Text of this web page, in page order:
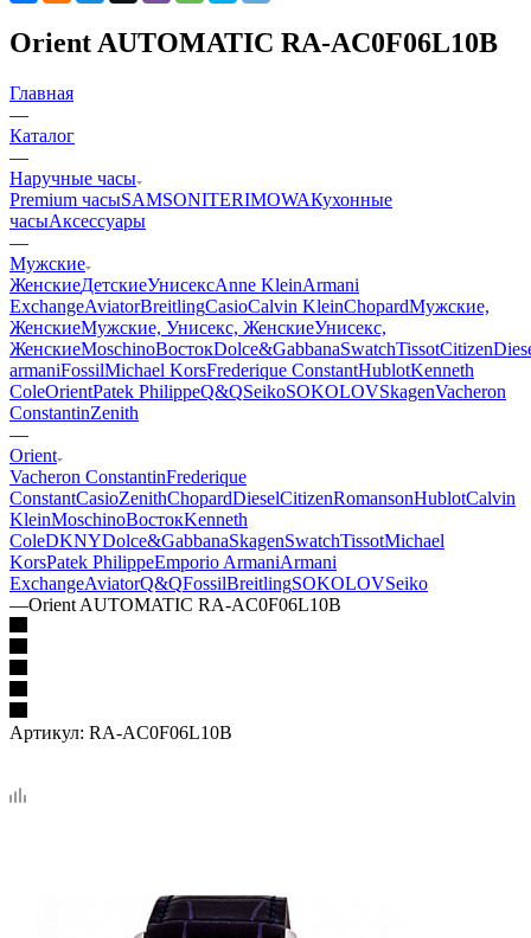
Orient AUTOMATIC RA-AC0F06L10B
Главная
—
Каталог
—
Наручные часы
Premium часыSAMSONITERIMOWAКухонные
часыАксессуары
—
Мужские
ЖенскиеДетскиеУнисексAnne KleinArmani
ExchangeAviatorBreitlingCasioCalvin KleinChopardМужские,
ЖенскиеМужские, Унисекс, ЖенскиеУнисекс,
ЖенскиеMoschinoВостокDolce&GabbanaSwatchTissotCitizen
armaniFossilMichael KorsFrederique ConstantHublotKenneth
ColeOrientPatek PhilippeQ&QSeikoSOKOLOVSkagenVacheron
ConstantinZenith
—
Orient
Vacheron ConstantinFrederique
ConstantCasioZenithChopardDieselCitizenRomansonHublotCalvin
KleinMoschinoВостокKenneth
ColeDKNYDolce&GabbanaSkagenSwatchTissotMichael
KorsPatek PhilippeEmporio ArmaniArmani
ExchangeAviatorQ&QFossilBreitlingSOKOLOVSeiko
—Orient AUTOMATIC RA-AC0F06L10B
Артикул: RA-AC0F06L10B